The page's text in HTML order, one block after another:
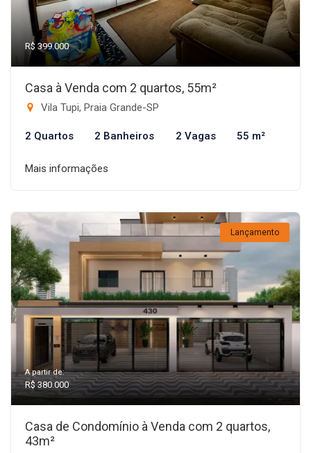
R$ 399.000
Casa à Venda com 2 quartos, 55m²
Vila Tupi, Praia Grande-SP
2 Quartos 2 Banheiros 2 Vagas 55 m²
Mais informações
Lançamento
A partir de:
R$ 380.000
Casa de Condomínio à Venda com 2 quartos,
43m²